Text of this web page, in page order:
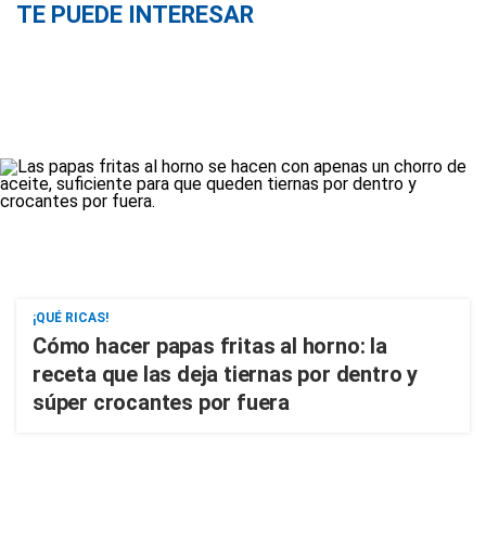
TE PUEDE INTERESAR
¡QUÉ RICAS!
Cómo hacer papas fritas al horno: la
receta que las deja tiernas por dentro y
súper crocantes por fuera